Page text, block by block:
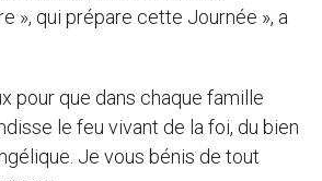
», qui prépare cette Journée », a
pour que dans chaque famille
le feu vivant de la foi, du bien
Je vous bénis de tout